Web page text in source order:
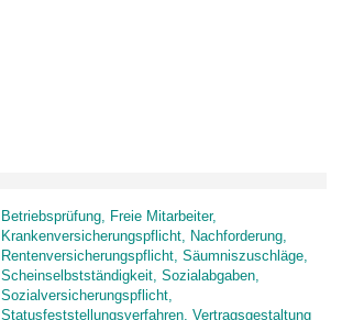
Betriebsprüfung, Freie Mitarbeiter,
Krankenversicherungspflicht, Nachforderung,
Rentenversicherungspflicht, Säumniszuschläge,
Scheinselbstständigkeit, Sozialabgaben,
Sozialversicherungspflicht,
Statusfeststellungsverfahren, Vertragsgestaltung